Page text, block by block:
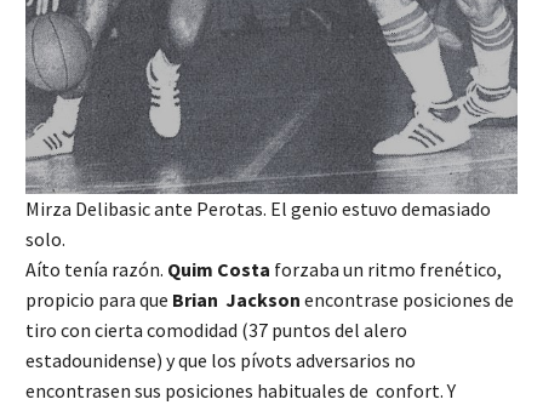
Mirza Delibasic ante Perotas. El genio estuvo demasiado
solo.
Aíto tenía razón. Quim Costa forzaba un ritmo frenético,
propicio para que Brian Jackson encontrase posiciones de
tiro con cierta comodidad (37 puntos del alero
estadounidense) y que los pívots adversarios no
encontrasen sus posiciones habituales de confort. Y